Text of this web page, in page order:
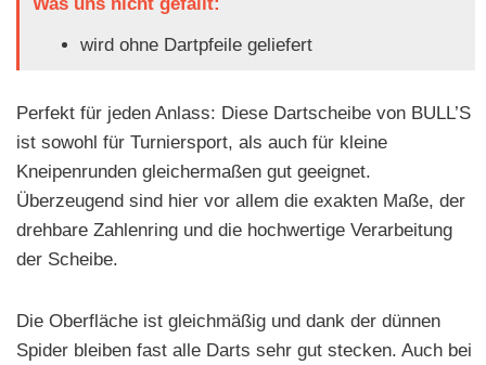
wird ohne Dartpfeile geliefert
Perfekt für jeden Anlass: Diese Dartscheibe von BULL’S
ist sowohl für Turniersport, als auch für kleine
Kneipenrunden gleichermaßen gut geeignet.
Überzeugend sind hier vor allem die exakten Maße, der
drehbare Zahlenring und die hochwertige Verarbeitung
der Scheibe.
Die Oberfläche ist gleichmäßig und dank der dünnen
Spider bleiben fast alle Darts sehr gut stecken. Auch bei